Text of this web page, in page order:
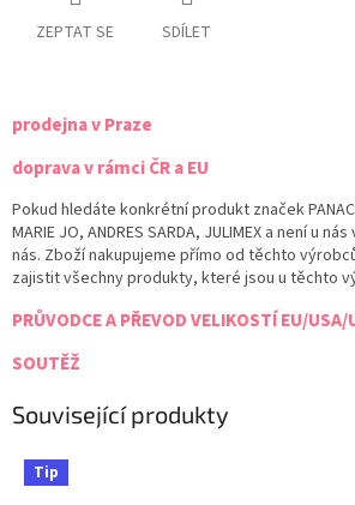
ZEPTAT SE SDÍLET
prodejna v Praze
doprava v rámci ČR a EU
Pokud hledáte konkrétní produkt značek
MARIE JO, ANDRES SARDA, JULIMEX a není u
nás. Zboží nakupujeme přímo od těchto
zajistit všechny produkty, které jsou u těchto
PRŮVODCE A PŘEVOD VELIKOSTÍ EU/
SOUTĚŽ
Související produkty
Tip